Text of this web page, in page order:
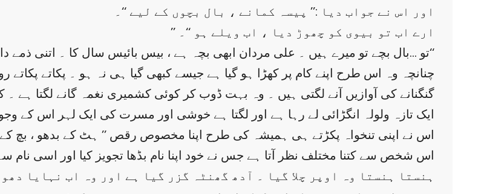
اور اس نے جواب دیا :’’ پیسہ کمانے ، بال بچوں کے لیے ‘‘۔
’’ ارے اب تو بیوی کو چھوڑ دیا ، اب ویلے ہو ‘‘۔
’’ تو …بال بچے تو میرے ہیں ۔ علی مردان ابھی بچہ ہے ، بیس بائیس سال کا ۔ اتنی ذمے داری کیسے اٹھائے گا ؟‘‘
چنانچہ وہ اس طرح اپنے کام پر کھڑا ہو گیا ہے جیسے کبھی گیا ہی نہ ہو ۔ پکاتے
گنگنانے کی آوازیں آنے لگتی ہیں ۔ وہ بہت ڈوب کر کوئی کشمیری نغمہ گانے لگتا
ایک تازہ ولولہ انگڑائی لے رہا ہے اور لگتا ہے خوشی اور مسرت کی ایک لہر اس
اس نے اپنی تنخواہ پکڑتے ہی ہمیشہ کی طرح اپنا مخصوص رقص ’’ ہٹ کے بدھو ، بچ
اس شخص سے کتنا مختلف نظر آتا ہے جس نے خود اپنا نام بڈھا تجویز کیا اور اسی نام
ہنستا ہنستا وہ اوپر چلا گیا ۔ آدھ گھنٹہ گزر گیا ہے اور وہ اب نہایا